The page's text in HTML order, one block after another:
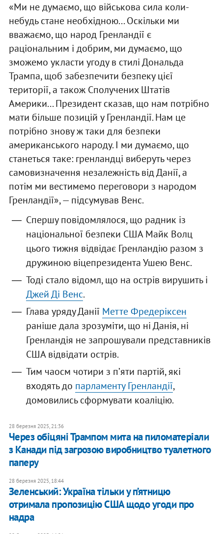
«Ми не думаємо, що військова сила коли-
небудь стане необхідною... Оскільки ми
вважаємо, що народ Гренландії є
раціональним і добрим, ми думаємо, що
зможемо укласти угоду в стилі Дональда
Трампа, щоб забезпечити безпеку цієї
території, а також Сполучених Штатів
Америки... Президент сказав, що нам потрібно
мати більше позицій у Гренландії. Нам це
потрібно знову ж таки для безпеки
американського народу. І ми думаємо, що
станеться таке: гренландці виберуть через
самовизначення незалежність від Данії, а
потім ми вестимемо переговори з народом
Гренландії», — підсумував Венс.
Спершу повідомлялося, що радник із
національної безпеки США Майк Волц
цього тижня відвідає Гренландію разом з
дружиною віцепрезидента Ушею Венс.
Тоді стало відомл, що на острів вирушить і
Джей Ді Венс.
Глава уряду Данії Метте Фредеріксен
раніше дала зрозуміти, що ні Данія, ні
Гренландія не запрошували представників
США відвідати острів.
Тим чаосм чотири з пʼяти партій, які
входять до парламенту Гренландії,
домовились сформувати коаліцію.
28 березня 2025, 21:36
Через обіцяні Трампом мита на пиломатеріали
з Канади під загрозою виробництво туалетного
паперу
28 березня 2025, 18:44
Зеленський: Україна тільки у п’ятницю
отримала пропозицію США щодо угоди про
надра